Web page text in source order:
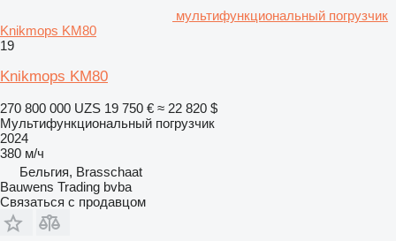
мультифункциональный погрузчик
Knikmops KM80
19
Knikmops KM80
270 800 000 UZS 19 750 € ≈ 22 820 $
Мультифункциональный погрузчик
2024
380 м/ч
Бельгия, Brasschaat
Bauwens Trading bvba
Связаться с продавцом